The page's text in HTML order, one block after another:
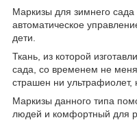
Маркизы для зимнего сада
автоматическое
дети.
Ткань, из которой
сада, со временем не
страшен ни ультрафиолет,
Маркизы данного типа
людей и комфортный для